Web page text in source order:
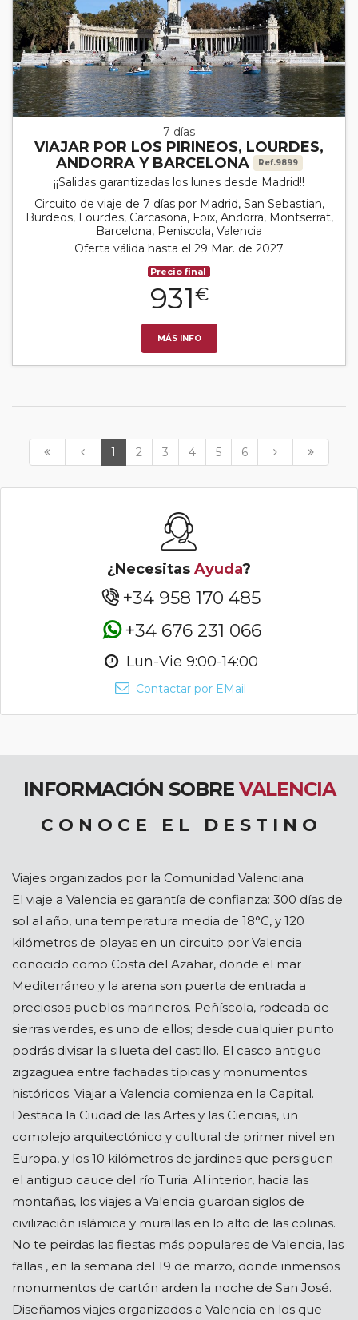
7 días
VIAJAR POR LOS PIRINEOS, LOURDES,
ANDORRA Y BARCELONA
Ref.9899
¡¡Salidas garantizadas los lunes desde Madrid!!
Circuito de viaje de 7 días por Madrid, San Sebastian,
Burdeos, Lourdes, Carcasona, Foix, Andorra, Montserrat,
Barcelona, Peniscola, Valencia
Oferta válida hasta el 29 Mar. de 2027
Precio final
931€
MÁS INFO
1 2 3 4 5 6
¿Necesitas Ayuda?
+34 958 170 485
+34 676 231 066
Lun-Vie 9:00-14:00
Contactar por EMail
INFORMACIÓN SOBRE VALENCIA
C O N O C E E L D E S T I N O
Viajes organizados por la Comunidad Valenciana
El viaje a Valencia es garantía de confianza: 300 días de
sol al año, una temperatura media de 18°C, y 120
kilómetros de playas en un circuito por Valencia
conocido como Costa del Azahar, donde el mar
Mediterráneo y la arena son puerta de entrada a
preciosos pueblos marineros. Peñíscola, rodeada de
sierras verdes, es uno de ellos; desde cualquier punto
podrás divisar la silueta del castillo. El casco antiguo
zigzaguea entre fachadas típicas y monumentos
históricos. Viajar a Valencia comienza en la Capital.
Destaca la Ciudad de las Artes y las Ciencias, un
complejo arquitectónico y cultural de primer nivel en
Europa, y los 10 kilómetros de jardines que persiguen
el antiguo cauce del río Turia. Al interior, hacia las
montañas, los viajes a Valencia guardan siglos de
civilización islámica y murallas en lo alto de las colinas.
No te peirdas las fiestas más populares de Valencia, las
fallas , en la semana del 19 de marzo, donde inmensos
monumentos de cartón arden la noche de San José.
Diseñamos viajes organizados a Valencia en los que